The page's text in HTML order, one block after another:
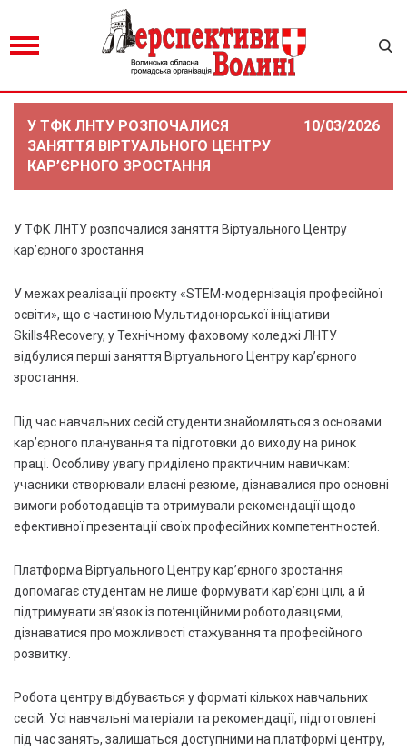
У ТФК ЛНТУ РОЗПОЧАЛИСЯ
ЗАНЯТТЯ ВІРТУАЛЬНОГО ЦЕНТРУ
КАР’ЄРНОГО ЗРОСТАННЯ
10/03/2026
У ТФК ЛНТУ розпочалися заняття Віртуального Центру
кар’єрного зростання
У межах реалізації проєкту «STEM-модернізація професійної
освіти», що є частиною Мультидонорської ініціативи
Skills4Recovery, у Технічному фаховому коледжі ЛНТУ
відбулися перші заняття Віртуального Центру кар’єрного
зростання.
Під час навчальних сесій студенти знайомляться з основами
кар’єрного планування та підготовки до виходу на ринок
праці. Особливу увагу приділено практичним навичкам:
учасники створювали власні резюме, дізнавалися про основні
вимоги роботодавців та отримували рекомендації щодо
ефективної презентації своїх професійних компетентностей.
Платформа Віртуального Центру кар’єрного зростання
допомагає студентам не лише формувати кар’єрні цілі, а й
підтримувати зв’язок із потенційними роботодавцями,
дізнаватися про можливості стажування та професійного
розвитку.
Робота центру відбувається у форматі кількох навчальних
сесій. Усі навчальні матеріали та рекомендації, підготовлені
під час занять, залишаться доступними на платформі центру,